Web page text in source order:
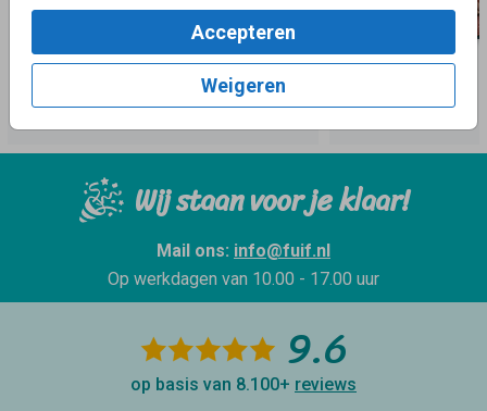
Accepteren
Weigeren
Wij staan voor je klaar!
Mail ons: info@fuif.nl
Op werkdagen van 10.00 - 17.00 uur
9.6
op basis van 8.100+ reviews